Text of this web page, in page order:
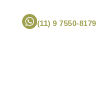
(11) 9 7550-8179